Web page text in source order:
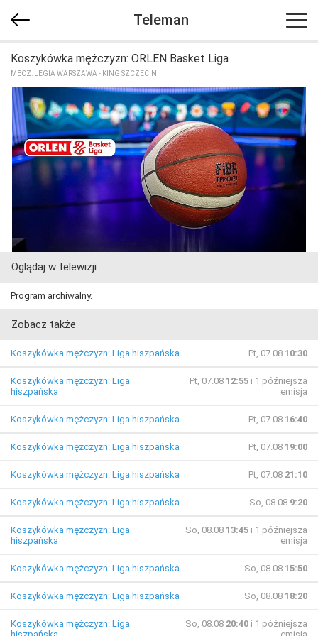
Teleman
Koszykówka mężczyzn: ORLEN Basket Liga
MECZ: LEGIA WARSZAWA - KING SZCZECIN
Oglądaj w telewizji
Program archiwalny.
Zobacz także
Koszykówka mężczyzn: Liga hiszpańska Pt, 07.08 10:30
Koszykówka mężczyzn: Liga
hiszpańska
Pt, 07.08 12:55 i 1 późniejsza
emisja
Koszykówka mężczyzn: Liga hiszpańska Pt, 07.08 16:40
Koszykówka mężczyzn: Liga hiszpańska Pt, 07.08 19:00
Koszykówka mężczyzn: Liga hiszpańska Pt, 07.08 21:10
Koszykówka mężczyzn: Liga hiszpańska So, 08.08 9:20
Koszykówka mężczyzn: Liga
hiszpańska
So, 08.08 13:45 i 1 późniejsza
emisja
Koszykówka mężczyzn: Liga hiszpańska So, 08.08 15:50
Koszykówka mężczyzn: Liga hiszpańska So, 08.08 18:20
Koszykówka mężczyzn: Liga
So, 08.08 20:40 i 1 późniejsza